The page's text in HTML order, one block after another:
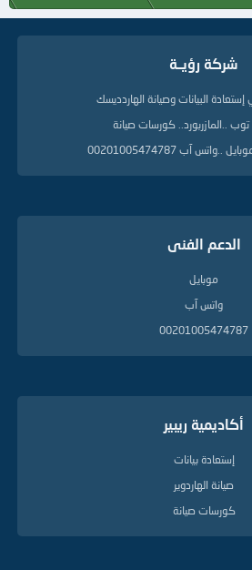
شركة رؤيــة
البيانات وصيانة الهاردديسك
توب ..المازربورد.. كورسات صيانة
آب 00201005474787
الدعم الفنى
موبايل
واتس آب
00201005474787
أكاديمية ريبير
إستعادة بيانات
صيانة الهاردوير
كورسات صيانة